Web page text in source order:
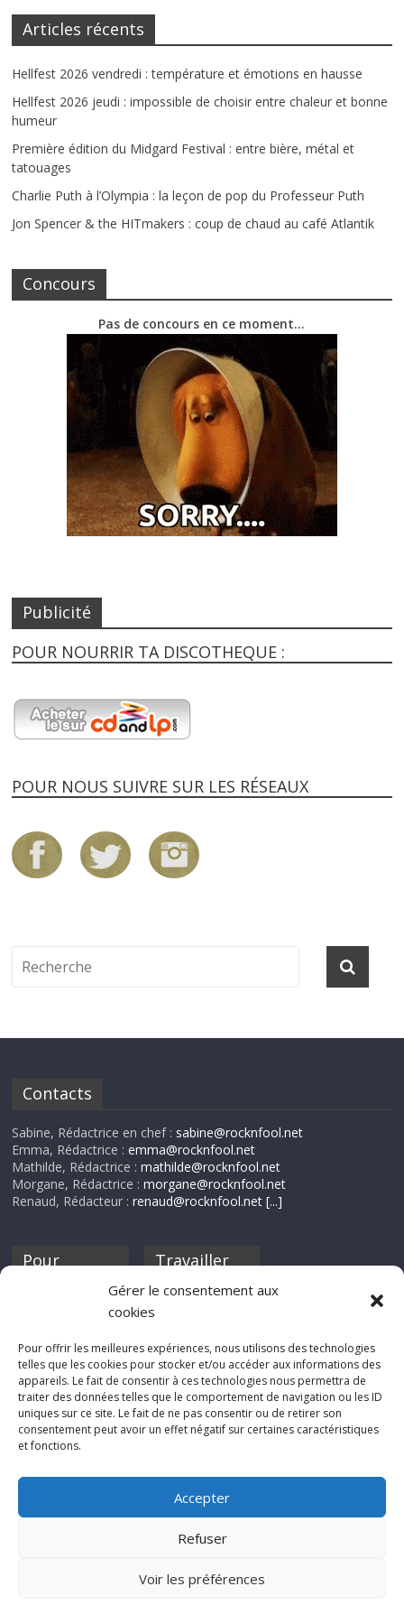
Gérer le consentement aux
cookies
Pour offrir les meilleures expériences, nous utilisons des technologies
telles que les cookies pour stocker et/ou accéder aux informations des
appareils. Le fait de consentir à ces technologies nous permettra de
traiter des données telles que le comportement de navigation ou les ID
uniques sur ce site. Le fait de ne pas consentir ou de retirer son
consentement peut avoir un effet négatif sur certaines caractéristiques
et fonctions.
Accepter
Refuser
Voir les préférences
Articles récents
Hellfest 2026 vendredi : température et émotions en hausse
Hellfest 2026 jeudi : impossible de choisir entre chaleur et bonne
humeur
Première édition du Midgard Festival : entre bière, métal et
tatouages
Charlie Puth à l’Olympia : la leçon de pop du Professeur Puth
Jon Spencer & the HITmakers : coup de chaud au café Atlantik
Concours
Pas de concours en ce moment…
Publicité
POUR NOURRIR TA DISCOTHEQUE :
POUR NOUS SUIVRE SUR LES RÉSEAUX
Contacts
Sabine, Rédactrice en chef : sabine@rocknfool.net
Emma, Rédactrice :emma@rocknfool.net
Mathilde, Rédactrice :mathilde@rocknfool.net
Morgane, Rédactrice :morgane@rocknfool.net
Renaud, Rédacteur :renaud@rocknfool.net [...]
Pour
discothèque
Travailler
Si tu souhaites
Rocknfool, n'hésite
pas à nous envoyer
tes chroniques de
concerts, de films,
séries ou des billets
d'humeur :
net